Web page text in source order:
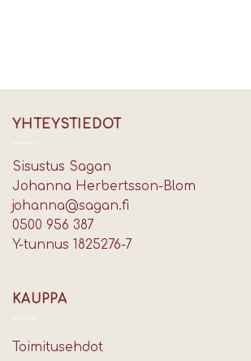
YHTEYSTIEDOT
Sisustus Sagan
Johanna Herbertsson-Blom
johanna@sagan.fi
0500 956 387
Y-tunnus 1825276-7
KAUPPA
Toimitusehdot